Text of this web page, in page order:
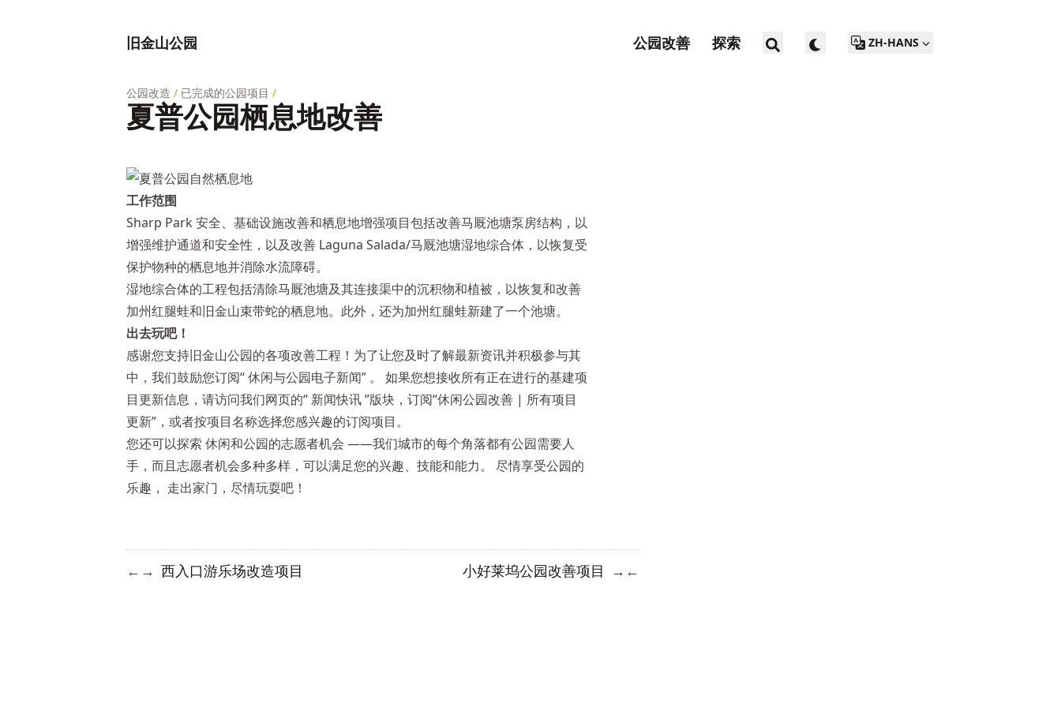
旧金山公园 公园改善 探索 ZH-HANS
公园改造 / 已完成的公园项目 /
夏普公园栖息地改善
工作范围
Sharp Park 安全、基础设施改善和栖息地增强项目包括改善马厩池塘泵房结构，以
增强维护通道和安全性，以及改善 Laguna Salada/马厩池塘湿地综合体，以恢复受
保护物种的栖息地并消除水流障碍。
湿地综合体的工程包括清除马厩池塘及其连接渠中的沉积物和植被，以恢复和改善
加州红腿蛙和旧金山束带蛇的栖息地。此外，还为加州红腿蛙新建了一个池塘。
出去玩吧！
感谢您支持旧金山公园的各项改善工程！为了让您及时了解最新资讯并积极参与其
中，我们鼓励您订阅“休闲与公园电子新闻” 。 如果您想接收所有正在进行的基建项
目更新信息，请访问我们网页的“ 新闻快讯”版块，订阅“休闲公园改善 | 所有项目
更新”，或者按项目名称选择您感兴趣的订阅项目。
您还可以探索 休闲和公园的志愿者机会 ——我们城市的每个角落都有公园需要人
手，而且志愿者机会多种多样，可以满足您的兴趣、技能和能力。 尽情享受公园的
乐趣， 走出家门，尽情玩耍吧！
← → 西入口游乐场改造项目 小好莱坞公园改善项目 → ←